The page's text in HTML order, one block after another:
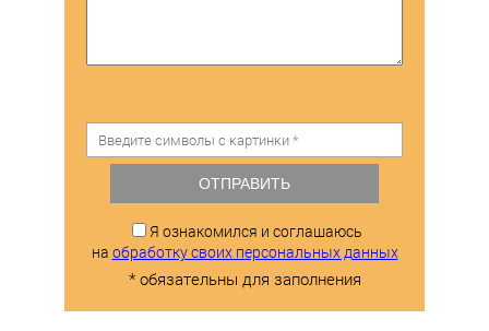
ОТПРАВИТЬ
Я ознакомился и соглашаюсь
на обработку своих персональных данных
* обязательны для заполнения